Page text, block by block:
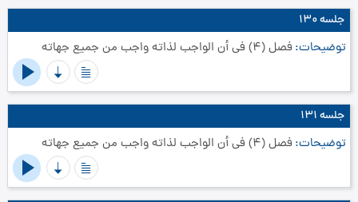
جلسه ۱۳۰
توضیحات فصل (4) في أن الواجب لذاته واجب من جميع جهاته‏
جلسه ۱۳۱
توضیحات فصل (4) في أن الواجب لذاته واجب من جميع جهاته‏